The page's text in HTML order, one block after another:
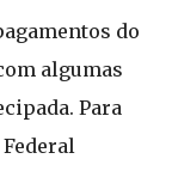
do
algumas
Para